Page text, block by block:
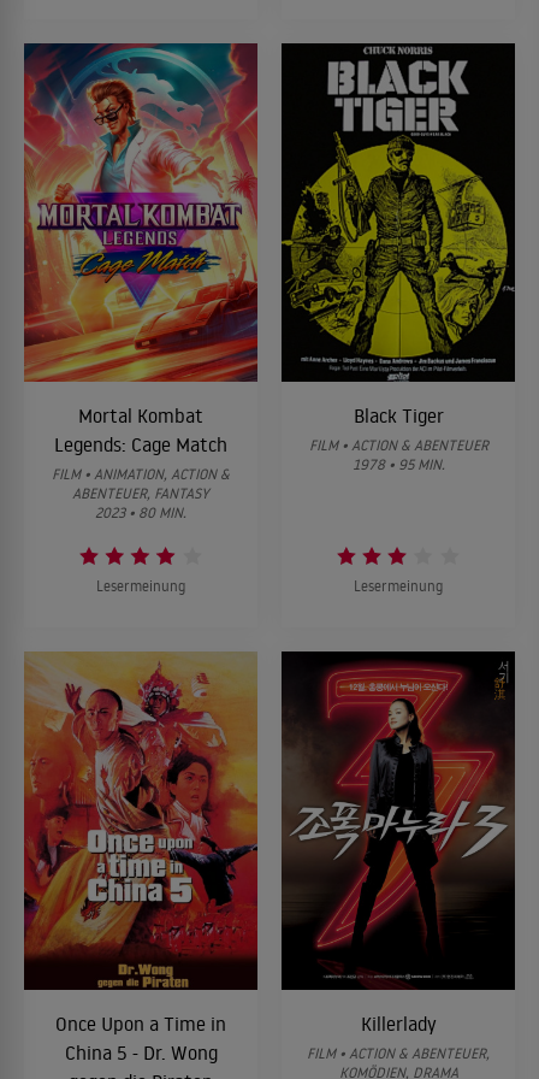
Mortal Kombat
Legends: Cage Match
FILM • ANIMATION, ACTION &
ABENTEUER, FANTASY
2023 • 80 MIN.
Lesermeinung
Black Tiger
FILM • ACTION & ABENTEUER
1978 • 95 MIN.
Lesermeinung
Once Upon a Time in
China 5 - Dr. Wong
Killerlady
FILM • ACTION & ABENTEUER,
KOMÖDIEN, DRAMA